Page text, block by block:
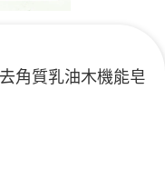
角質乳油木機能皂